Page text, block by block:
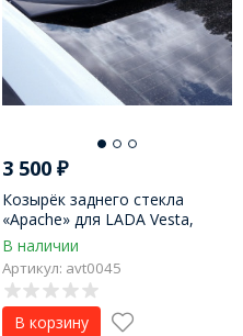
3 500₽
Козырёк заднего стекла
«Apache» для LADA Vesta,
Vesta Cross
В наличии
Артикул: avt0045
В корзину